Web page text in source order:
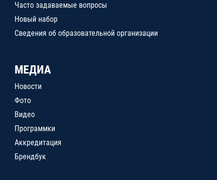
Часто задаваемые вопросы
Новый набор
Сведения об образовательной организации
МЕДИА
Новости
Фото
Видео
Программки
Аккредитация
Брендбук